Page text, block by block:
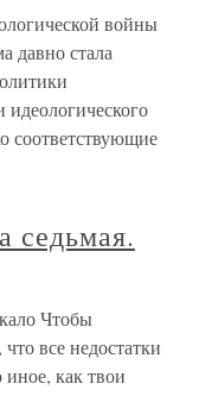
войны
давно стала
соответствующие
Чтобы
все недостатки
иное, как твои